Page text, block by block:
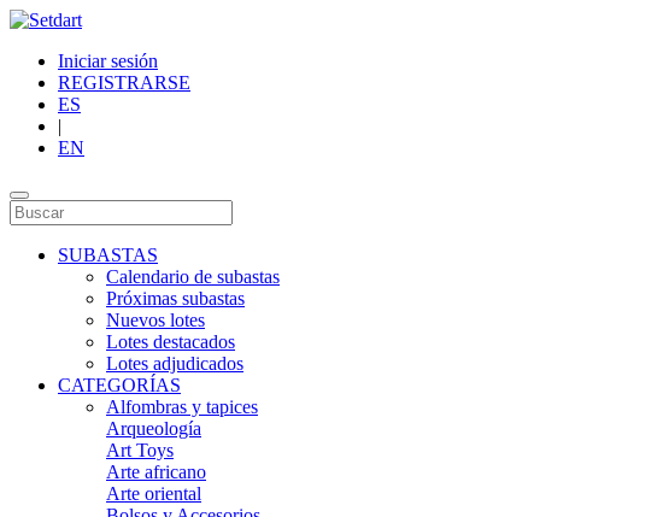
Iniciar sesión
REGISTRARSE
ES
|
EN
SUBASTAS
Calendario de subastas
Próximas subastas
Nuevos lotes
Lotes destacados
Lotes adjudicados
CATEGORÍAS
Alfombras y tapices
Arqueología
Art Toys
Arte africano
Arte oriental